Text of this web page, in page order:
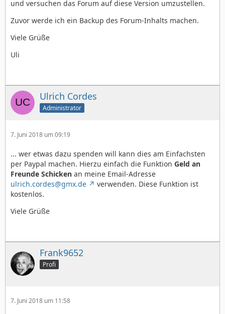
und versuchen das Forum auf diese Version umzustellen.
Zuvor werde ich ein Backup des Forum-Inhalts machen.
Viele Grüße
Uli
Ulrich Cordes
Administrator
7. Juni 2018 um 09:19
... wer etwas dazu spenden will kann dies am Einfachsten
per Paypal machen. Hierzu einfach die Funktion Geld an
Freunde Schicken an meine Email-Adresse
ulrich.cordes@gmx.de
verwenden. Diese Funktion ist
kostenlos.
Viele Grüße
Frank9652
Profi
7. Juni 2018 um 11:58